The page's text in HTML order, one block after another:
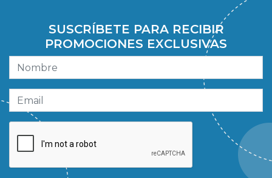
SUSCRÍBETE PARA RECIBIR
PROMOCIONES EXCLUSIVAS